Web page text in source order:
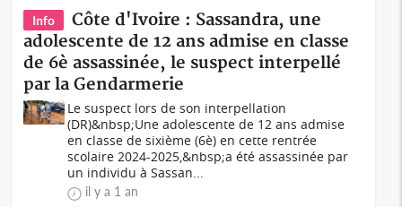
Info
Côte d'Ivoire : Sassandra, une
adolescente de 12 ans admise en classe
de 6è assassinée, le suspect interpellé
par la Gendarmerie
Le suspect lors de son interpellation
(DR)&nbsp;Une adolescente de 12 ans admise
en classe de sixième (6è) en cette rentrée
scolaire 2024-2025,&nbsp;a été assassinée par
un individu à Sassan...
il y a 1 an